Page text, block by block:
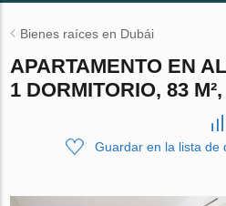
Bienes raíces en Dubái
APARTAMENTO EN
1 DORMITORIO, 83
Guardar en la lista de